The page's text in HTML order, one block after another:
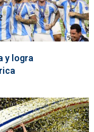
y logra